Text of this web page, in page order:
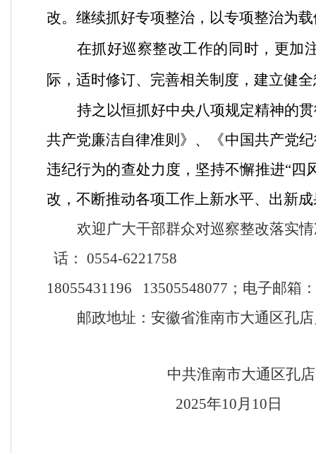
改。继续抓好专项整治，以专项整治为
在抓好巡察整改工作的同时，更加
际，适时修订、完善相关制度，建立健
持之以恒抓好中央八项规定精神的
共产党廉洁自律准则》、《中国共产党
违纪行为的查处力度，坚持不懈推进“四
改，不断推动各项工作上新水平、出新
欢迎广大干部群众对巡察整改落实
话： 0554-6221758
18055431196 13505548077；电子邮箱：
邮政地址：安徽省淮南市大通区孔
中共淮南市大通区孔
2025年10月10日